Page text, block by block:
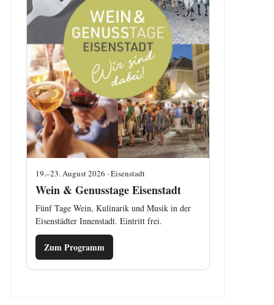
19.–23. August 2026 · Eisenstadt
Wein & Genusstage Eisenstadt
Fünf Tage Wein, Kulinarik und Musik in der
Eisenstädter Innenstadt. Eintritt frei.
Zum Programm